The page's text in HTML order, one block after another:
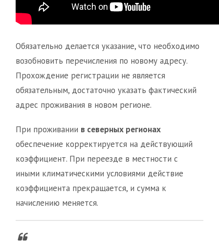
Обязательно делается указание, что необходимо
возобновить перечисления по новому адресу.
Прохождение регистрации не является
обязательным, достаточно указать фактический
адрес проживания в новом регионе.
При проживании в северных регионах
обеспечение корректируется на действующий
коэффициент. При переезде в местности с
иными климатическими условиями действие
коэффициента прекращается, и сумма к
начислению меняется.